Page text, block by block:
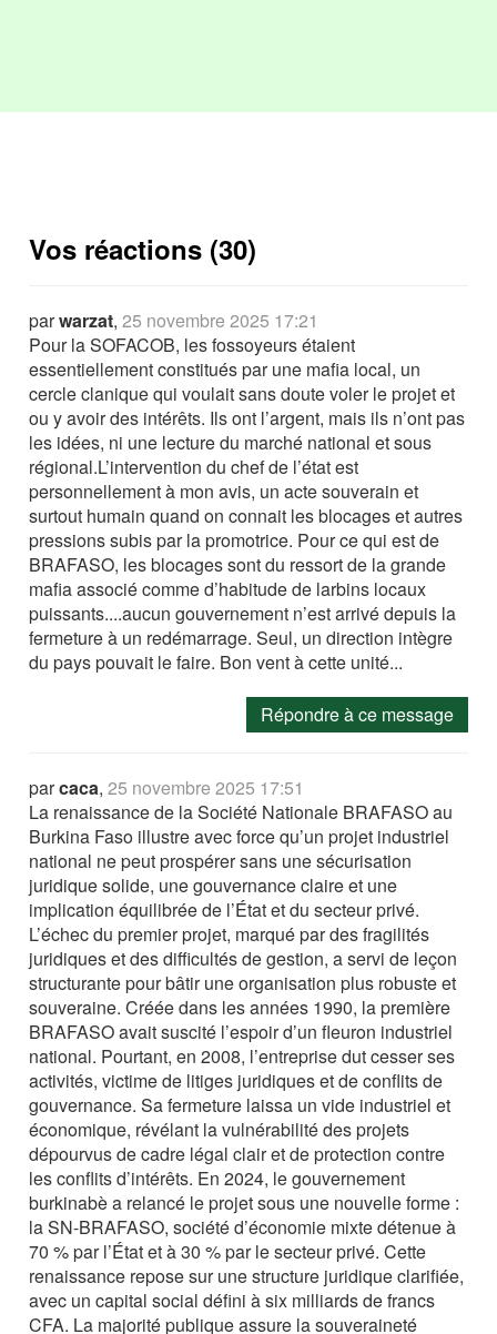
Vos réactions (30)
parwarzat,25 novembre 2025 17:21
Pour la SOFACOB, les fossoyeurs étaient
essentiellement constitués par une mafia local, un
cercle clanique qui voulait sans doute voler le projet et
ou y avoir des intérêts. Ils ont l’argent, mais ils n’ont pas
les idées, ni une lecture du marché national et sous
régional.L’intervention du chef de l’état est
personnellement à mon avis, un acte souverain et
surtout humain quand on connait les blocages et autres
pressions subis par la promotrice. Pour ce qui est de
BRAFASO, les blocages sont du ressort de la grande
mafia associé comme d’habitude de larbins locaux
puissants....aucun gouvernement n’est arrivé depuis la
fermeture à un redémarrage. Seul, un direction intègre
du pays pouvait le faire. Bon vent à cette unité...
Répondre à ce message
parcaca,25 novembre 2025 17:51
La renaissance de la Société Nationale BRAFASO au
Burkina Faso illustre avec force qu’un projet industriel
national ne peut prospérer sans une sécurisation
juridique solide, une gouvernance claire et une
implication équilibrée de l’État et du secteur privé.
L’échec du premier projet, marqué par des fragilités
juridiques et des difficultés de gestion, a servi de leçon
structurante pour bâtir une organisation plus robuste et
souveraine. Créée dans les années 1990, la première
BRAFASO avait suscité l’espoir d’un fleuron industriel
national. Pourtant, en 2008, l’entreprise dut cesser ses
activités, victime de litiges juridiques et de conflits de
gouvernance. Sa fermeture laissa un vide industriel et
économique, révélant la vulnérabilité des projets
dépourvus de cadre légal clair et de protection contre
les conflits d’intérêts. En 2024, le gouvernement
burkinabè a relancé le projet sous une nouvelle forme :
la SN-BRAFASO, société d’économie mixte détenue à
70 % par l’État et à 30 % par le secteur privé. Cette
renaissance repose sur une structure juridique clarifiée,
avec un capital social défini à six milliards de francs
CFA. La majorité publique assure la souveraineté